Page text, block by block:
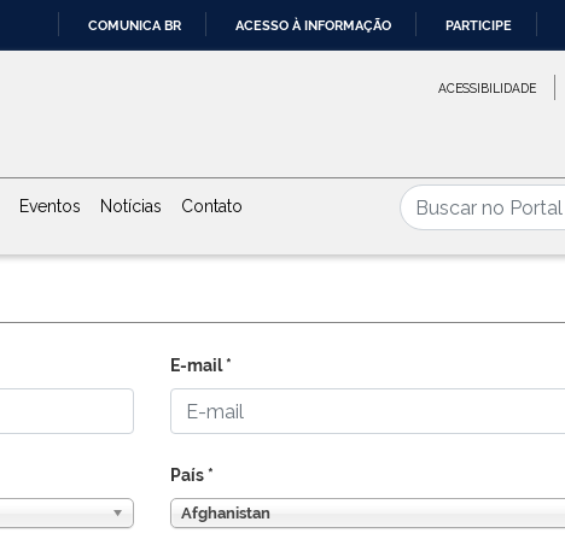
COMUNICA BR ACESSO À INFORMAÇÃO PARTICIPE
ACESSIBILIDADE
Eventos Notícias Contato
E-mail*
País*
Afghanistan